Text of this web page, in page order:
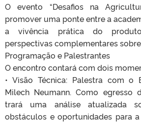
O evento “Desafios na
promover uma ponte entre a
a vivência prática do
perspectivas complementares
Programação e Palestrantes
O encontro contará com dois
•⁠ ⁠Visão Técnica: Palestra com o
Milech Neumann. Como egresso
trará uma análise atualizada
obstáculos e oportunidades para